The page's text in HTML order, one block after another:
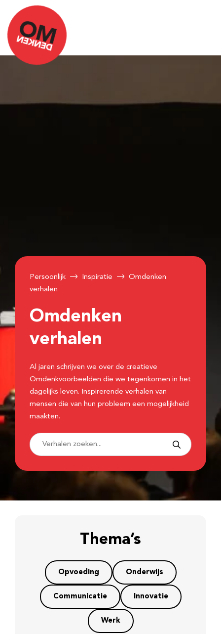
Persoonlijk Inspiratie
Omdenken
verhalen
Omdenken
verhalen
Al jaren schrijven we over de creatieve
Omdenkvoorbeelden die we tegenkomen in het
dagelijks leven. Inspirerende verhalen van
mensen die van hun probleem een mogelijkheid
maakten.
Thema’s
Opvoeding Onderwijs
Communicatie Innovatie
Werk